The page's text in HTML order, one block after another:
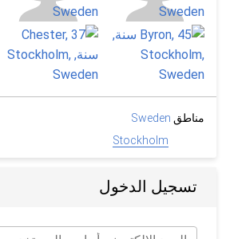
مناطق Sweden
Stockholm
تسجيل الدخول